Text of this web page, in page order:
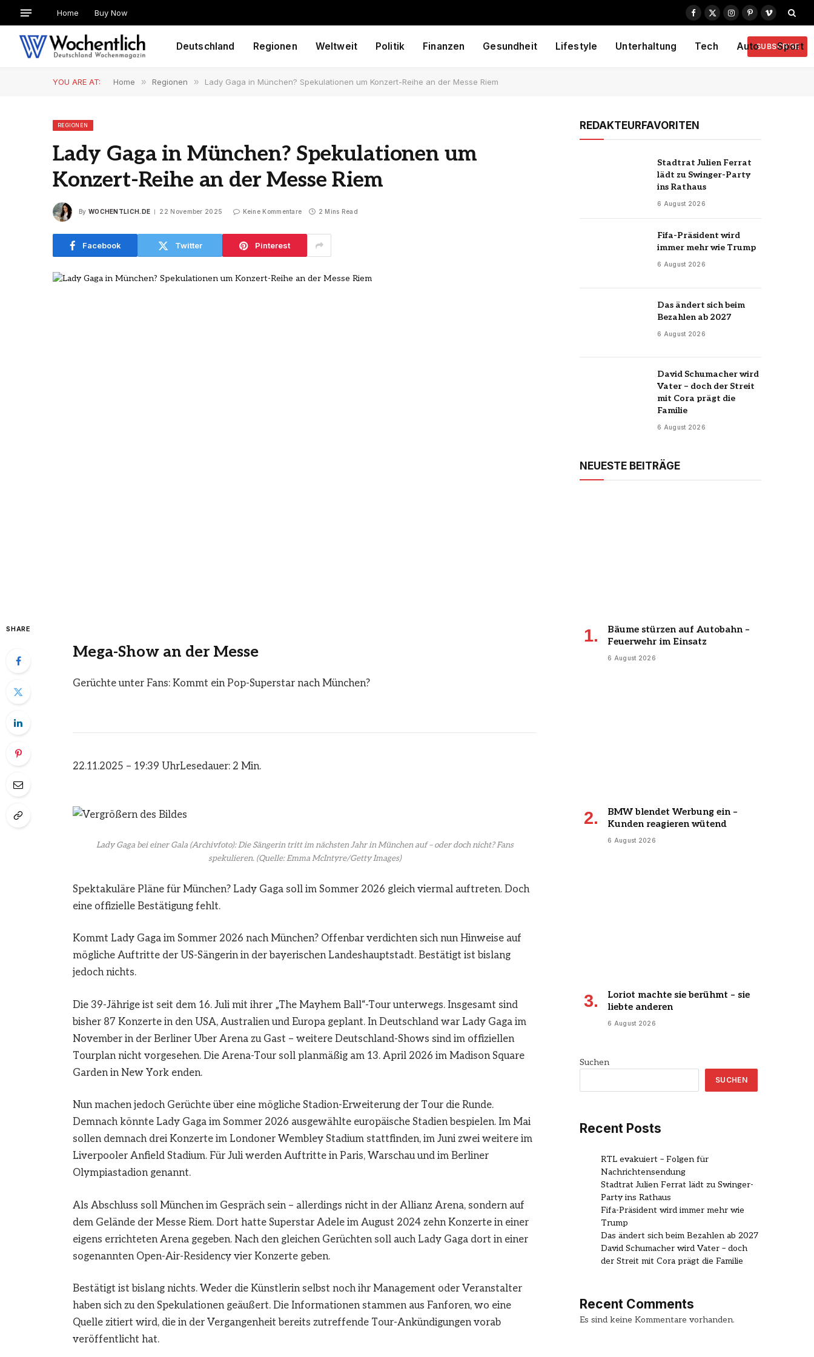
Home Buy Now
Facebook
X
Instagram
PinterestVimeo
Deutschland Regionen Weltweit Politik Finanzen Gesundheit Lifestyle Unterhaltung Tech Auto Sport
SUBSCRIBE
YOU ARE AT: Home » Regionen » Lady Gaga in München? Spekulationen um Konzert-Reihe an der Messe Riem
REGIONEN
Lady Gaga in München? Spekulationen um
Konzert-Reihe an der Messe Riem
By WOCHENTLICH.DE 22 November 2025 Keine Kommentare 2 Mins Read
Facebook Twitter Pinterest
SHARE
Mega-Show an der Messe
Gerüchte unter Fans: Kommt ein Pop-Superstar nach München?
22.11.2025 – 19:39 UhrLesedauer: 2 Min.
Lady Gaga bei einer Gala (Archivfoto): Die Sängerin tritt im nächsten Jahr in München auf – oder doch nicht? Fans
spekulieren.(Quelle: Emma McIntyre/Getty Images)
Spektakuläre Pläne für München? Lady Gaga soll im Sommer 2026 gleich viermal auftreten. Doch
eine offizielle Bestätigung fehlt.
Kommt Lady Gaga im Sommer 2026 nach München? Offenbar verdichten sich nun Hinweise auf
mögliche Auftritte der US-Sängerin in der bayerischen Landeshauptstadt. Bestätigt ist bislang
jedoch nichts.
Die 39-Jährige ist seit dem 16. Juli mit ihrer „The Mayhem Ball“-Tour unterwegs. Insgesamt sind
bisher 87 Konzerte in den USA, Australien und Europa geplant. In Deutschland war Lady Gaga im
November in der Berliner Uber Arena zu Gast – weitere Deutschland-Shows sind im offiziellen
Tourplan nicht vorgesehen. Die Arena-Tour soll planmäßig am 13. April 2026 im Madison Square
Garden in New York enden.
Nun machen jedoch Gerüchte über eine mögliche Stadion-Erweiterung der Tour die Runde.
Demnach könnte Lady Gaga im Sommer 2026 ausgewählte europäische Stadien bespielen. Im Mai
sollen demnach drei Konzerte im Londoner Wembley Stadium stattfinden, im Juni zwei weitere im
Liverpooler Anfield Stadium. Für Juli werden Auftritte in Paris, Warschau und im Berliner
Olympiastadion genannt.
Als Abschluss soll München im Gespräch sein – allerdings nicht in der Allianz Arena, sondern auf
dem Gelände der Messe Riem. Dort hatte Superstar Adele im August 2024 zehn Konzerte in einer
eigens errichteten Arena gegeben. Nach den gleichen Gerüchten soll auch Lady Gaga dort in einer
sogenannten Open-Air-Residency vier Konzerte geben.
Bestätigt ist bislang nichts. Weder die Künstlerin selbst noch ihr Management oder Veranstalter
haben sich zu den Spekulationen geäußert. Die Informationen stammen aus Fanforen, wo eine
Quelle zitiert wird, die in der Vergangenheit bereits zutreffende Tour-Ankündigungen vorab
veröffentlicht hat.
REDAKTEURFAVORITEN
Stadtrat Julien Ferrat
lädt zu Swinger-Party
ins Rathaus
6 August 2026
Fifa-Präsident wird
immer mehr wie Trump
6 August 2026
Das ändert sich beim
Bezahlen ab 2027
6 August 2026
David Schumacher wird
Vater – doch der Streit
mit Cora prägt die
Familie
6 August 2026
NEUESTE BEITRÄGE
Bäume stürzen auf Autobahn –
Feuerwehr im Einsatz
6 August 2026
BMW blendet Werbung ein –
Kunden reagieren wütend
6 August 2026
Loriot machte sie berühmt – sie
liebte anderen
6 August 2026
Suchen
SUCHEN
Recent Posts
RTL evakuiert – Folgen für
Nachrichtensendung
Stadtrat Julien Ferrat lädt zu Swinger-
Party ins Rathaus
Fifa-Präsident wird immer mehr wie
Trump
Das ändert sich beim Bezahlen ab 2027
David Schumacher wird Vater – doch
der Streit mit Cora prägt die Familie
Recent Comments
Es sind keine Kommentare vorhanden.